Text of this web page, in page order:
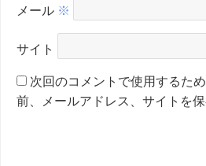
メール ※
サイト
次回のコメントで使用するた
前、メールアドレス、サイトを保